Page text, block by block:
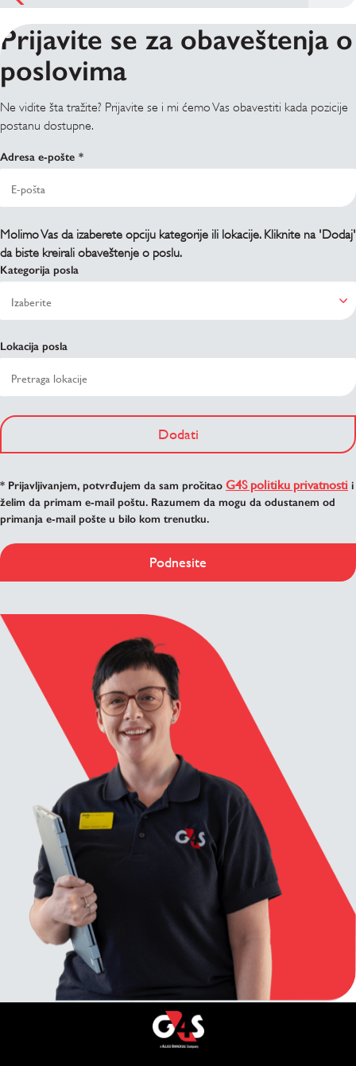
Prijavite se za obaveštenja o
poslovima
Ne vidite šta tražite? Prijavite se i mi ćemo Vas obavestiti kada pozicije
postanu dostupne.
Adresa e-pošte
Molimo Vas da izaberete opciju kategorije ili lokacije. Kliknite na 'Dodaj'
da biste kreirali obaveštenje o poslu.
Kategorija posla
Lokacija posla
Dodati
* Prijavljivanjem, potvrđujem da sam pročitao G4S politiku privatnosti i
želim da primam e-mail poštu. Razumem da mogu da odustanem od
primanja e-mail pošte u bilo kom trenutku.
Podnesite